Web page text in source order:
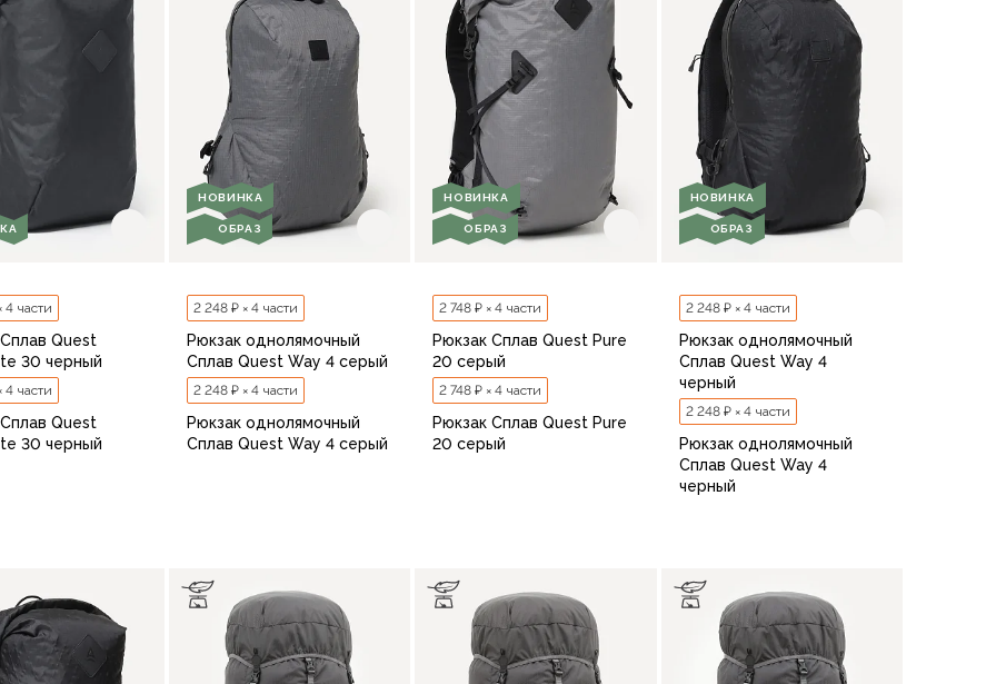
4 части
Quest
30 черный
4 части
Quest
30 черный
НОВИНКА
ОБРАЗ
2 248 ₽ × 4 части
Рюкзак однолямочный
Сплав Quest Way 4 серый
2 248 ₽ × 4 части
Рюкзак однолямочный
Сплав Quest Way 4 серый
В корзину
НОВИНКА
ОБРАЗ
2 748 ₽ × 4 части
Рюкзак Сплав Quest Pure
20 серый
2 748 ₽ × 4 части
Рюкзак Сплав Quest Pure
20 серый
В корзину
НОВИНКА
ОБРАЗ
2 248 ₽ × 4 части
Рюкзак однолямочный
Сплав Quest Way 4
черный
2 248 ₽ × 4 части
Рюкзак однолямочный
Сплав Quest Way 4
черный
В корзину